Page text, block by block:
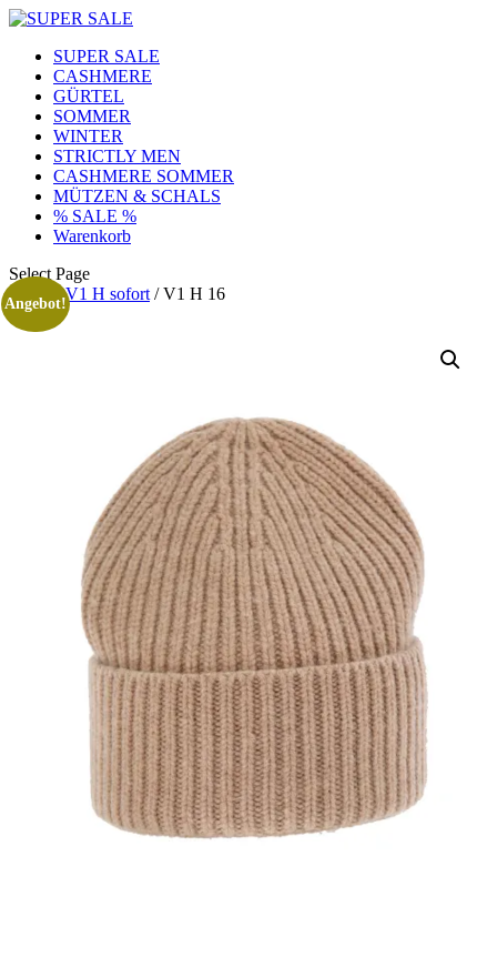
SUPER SALE
CASHMERE
GÜRTEL
SOMMER
WINTER
STRICTLY MEN
CASHMERE SOMMER
MÜTZEN & SCHALS
% SALE %
Warenkorb
Select Page
Home
/V1 H sofort / V1 H 16
Angebot!